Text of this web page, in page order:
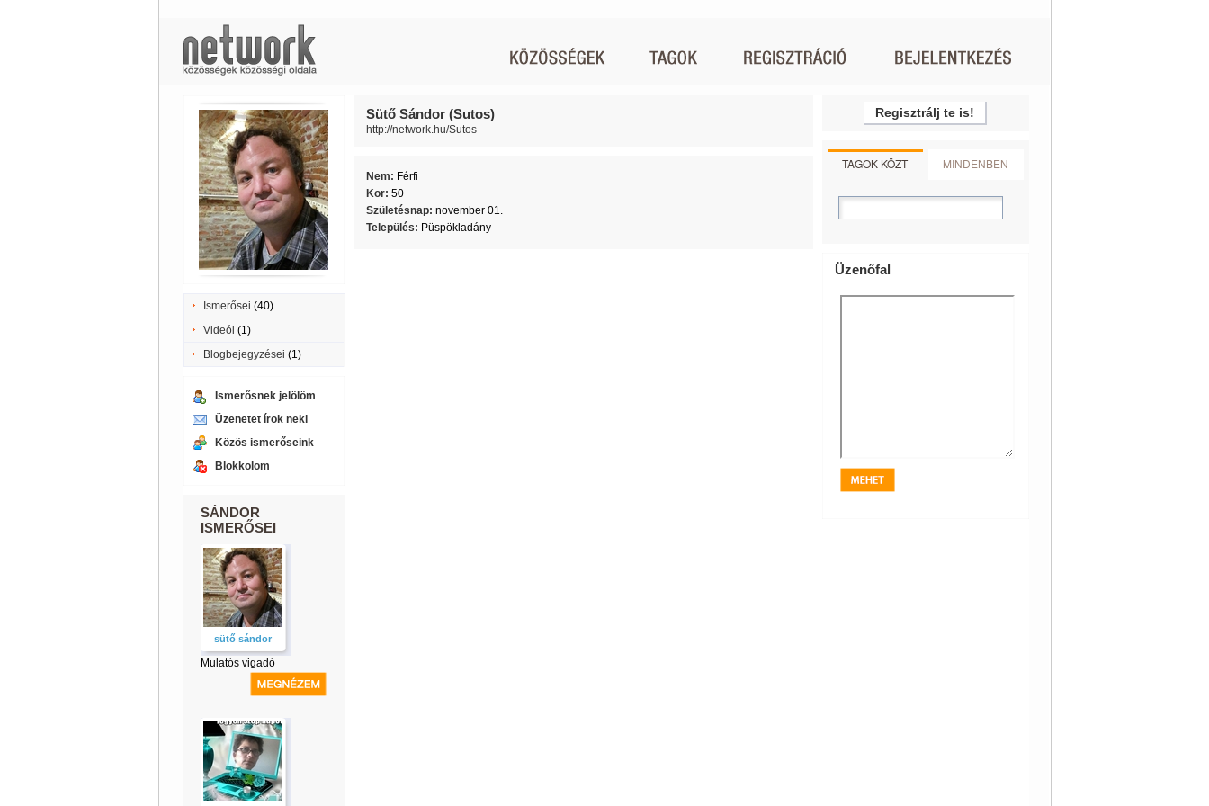
Ismerősei (40)
Videói (1)
Blogbejegyzései (1)
Ismerősnek jelölöm
Üzenetet írok neki
Közös ismerőseink
Blokkolom
SÁNDOR
ISMERŐSEI
sütő sándor
Mulatós vigadó
Sütő Sándor (Sutos)
http://network.hu/Sutos
Nem: Férfi
Kor: 50
Születésnap: november 01.
Település: Püspökladány
Regisztrálj te is!
TAGOK KÖZT MINDENBEN
Üzenőfal